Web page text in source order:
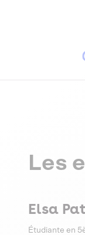
Les
Elsa
Étudiante en